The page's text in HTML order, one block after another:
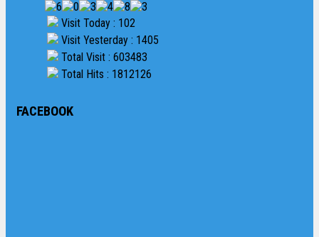
Visit Today : 102
Visit Yesterday : 1405
Total Visit : 603483
Total Hits : 1812126
FACEBOOK